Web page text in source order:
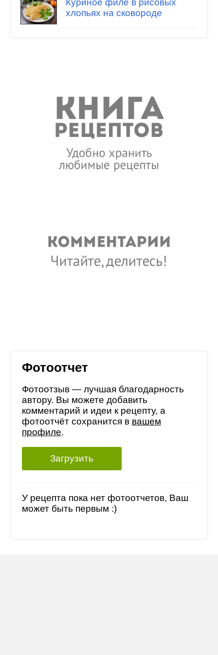
хлопьях на сковороде
Фотоотчет
Фотоотзыв — лучшая благодарность
автору. Вы можете добавить
комментарий и идеи к рецепту, а
фотоотчёт сохранится в вашем
профиле.
Загрузить
У рецепта пока нет фотоотчетов, Ваш
может быть первым :)